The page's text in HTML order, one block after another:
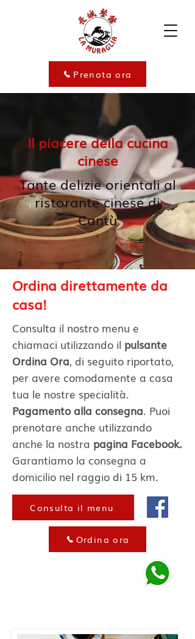
Prenota ora
Il piacere della cucina
cinese
Tante delizie orientali al
ristorante cinese di
Cantù
Ordina direttamente da
casa!
Consulta il nostro menu e
chiamaci utilizzando il pulsante
Ordina Ora, di seguito riportato,
per avere comodamente a casa
tua le nostre specialità.
Pagamento alla consegna. Puoi
prenotare anche utilizzando
anche la nostra pagina Facebook.
Garantiamo la consegna a
domicilio nel raggio di 15 km.
Consulta il menu
Ordina ora